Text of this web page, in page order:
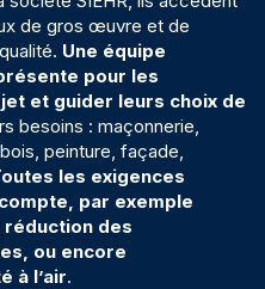
de gros œuvre et de
Une équipe
pour les
et guider leurs choix de
besoins : maçonnerie,
peinture, façade,
les exigences
par exemple
réduction des
ou encore
à l’air.